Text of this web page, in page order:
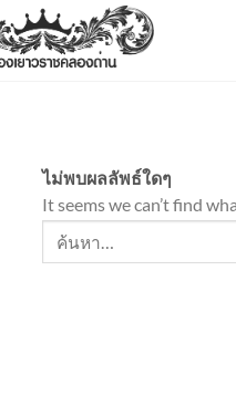
ไม่พบผลลัพธ์ใดๆ
It seems we can’t find